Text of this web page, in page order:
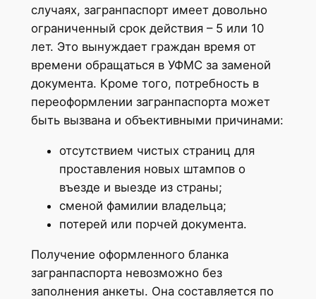
случаях, загранпаспорт имеет довольно
ограниченный срок действия – 5 или 10
лет. Это вынуждает граждан время от
времени обращаться в УФМС за заменой
документа. Кроме того, потребность в
переоформлении загранпаспорта может
быть вызвана и объективными причинами:
отсутствием чистых страниц для
проставления новых штампов о
въезде и выезде из страны;
сменой фамилии владельца;
потерей или порчей документа.
Получение оформленного бланка
загранпаспорта невозможно без
заполнения анкеты. Она составляется по